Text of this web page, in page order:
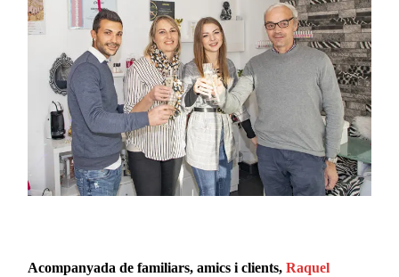
Acompanyada de familiars, amics i clients,Raquel